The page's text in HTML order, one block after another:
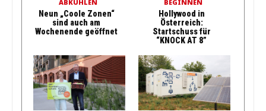
ABKÜHLEN
Neun „Coole Zonen“
sind auch am
Wochenende geöffnet
BEGINNEN
Hollywood in
Österreich:
Startschuss für
“KNOCK AT 8”